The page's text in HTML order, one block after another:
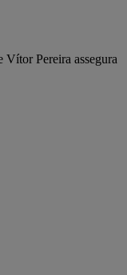
Vítor Pereira assegura